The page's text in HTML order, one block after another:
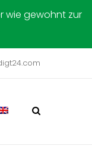
wie gewohnt zur